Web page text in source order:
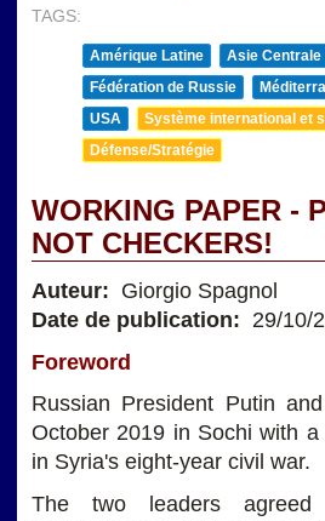
TAGS:
Amérique Latine
Asie Centrale
Fédération de Russie
USA
Système international et
Défense/Stratégie
WORKING PAPER -
NOT CHECKERS!
Auteur: Giorgio Spagnol
Date de publication: 29/10/
Foreword
Russian President Putin
October 2019 in Sochi with
in Syria's eight-year civil war.
The two leaders